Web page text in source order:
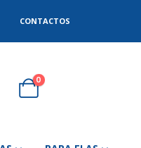
CONTACTOS
0